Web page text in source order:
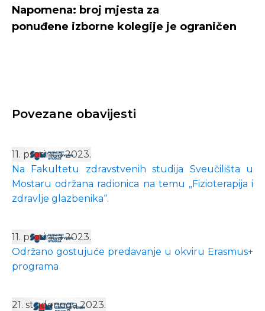
Napomena: broj mjesta za
ponuđene izborne kolegije je ograničen
Povezane obavijesti
11. prosinca 2023.
Na Fakultetu zdravstvenih studija Sveučilišta u
Mostaru održana radionica na temu „Fizioterapija i
zdravlje glazbenika“.
11. prosinca 2023.
Održano gostujuće predavanje u okviru Erasmus+
programa
21. studenoga 2023.